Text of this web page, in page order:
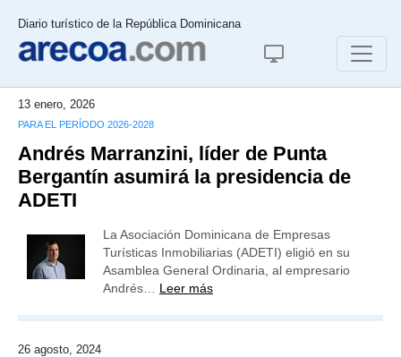
Diario turístico de la República Dominicana
13 enero, 2026
PARA EL PERÍODO 2026-2028
Andrés Marranzini, líder de Punta
Bergantín asumirá la presidencia de
ADETI
La Asociación Dominicana de Empresas
Turísticas Inmobiliarias (ADETI) eligió en su
Asamblea General Ordinaria, al empresario
Andrés… Leer más
26 agosto, 2024